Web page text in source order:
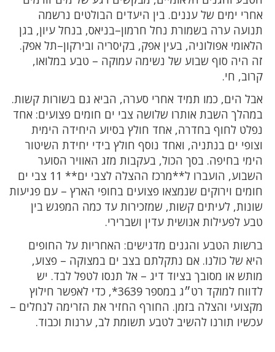
אחרי ימים של עננים. בין היעדים הבולטים נרשמה
תנועה ערה בשמורת נחל חרמון–בניאס, בנחל עיון, בגן
הלאומי אפולוניה, בעין אפק, בקיסריה ובירקון–תל אפק.
זה היה סוף שבוע של נשימה עמוקה – טבע במלואו,
קרוב, חי.
אבל הים, כמו תמיד אחרי סערה, הביא גם בשורות קשות.
במהלך השבת אותרו שלושה צבי ים חומים פצועים: אחד
נפלט לחוף בחדרה, אחד חולץ בסיוע היחידה הימית
וצופי ים בנתניה, ואחד נוסף חולץ בידי יחידת השיטור
הימי בחיפה. בסך הכול, בעקבות מזג האוויר הסוער
השבוע, הועברו ל**מרכז ההצלה לצבי ים** 11 צבי ים
חומים וירוקים שנמצאו פצועים בחופי הארץ – עם פגיעות
שונות, לעיתים קשות, שמזכירות עד כמה המפגש בין
טבע לפעילות אנושית עדין ושברירי.
ברשות הטבע והגנים מדגישים: האחריות על החופים
היא של כולנו. אם נתקלתם בצב ים במצוקה – פצוע,
מותש או מסובך בציוד דיג – אל תנסו לטפל לבד. יש
לדווח למוקד רט״ג במספר 3639*, כדי לאפשר חילוץ
מקצועי והצלה בזמן. החורף החזיר את הזרימה לנחלים –
עכשיו תורנו להשיב לטבע תשומת לב, ערנות וכבוד.